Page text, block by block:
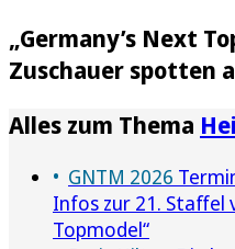
„Germany’s Next
Zuschauer spotten
Alles zum Thema
GNTM 2026
Infos zur 21. Staffel
Topmodel“